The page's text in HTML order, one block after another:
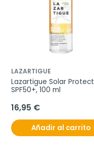
LAZARTIGUE
Lazartigue Solar Protect
SPF50+, 100 ml
16,95 €
Añadir al carrito